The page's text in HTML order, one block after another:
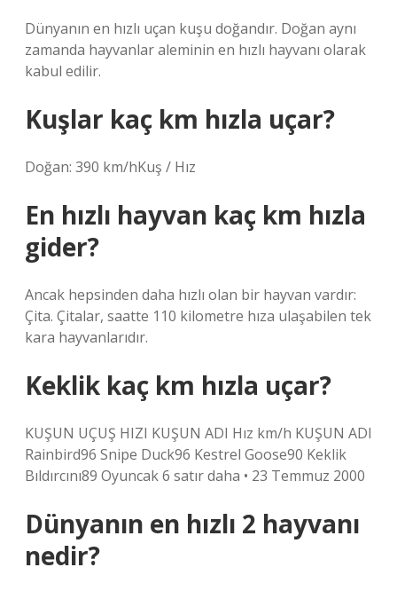
Dünyanın en hızlı uçan kuşu doğandır. Doğan aynı
zamanda hayvanlar aleminin en hızlı hayvanı olarak
kabul edilir.
Kuşlar kaç km hızla uçar?
Doğan: 390 km/hKuş / Hız
En hızlı hayvan kaç km hızla
gider?
Ancak hepsinden daha hızlı olan bir hayvan vardır:
Çita. Çitalar, saatte 110 kilometre hıza ulaşabilen tek
kara hayvanlarıdır.
Keklik kaç km hızla uçar?
KUŞUN UÇUŞ HIZI KUŞUN ADI Hız ​​km/h KUŞUN ADI
Rainbird96 Snipe Duck96 Kestrel Goose90 Keklik
Bıldırcını89 Oyuncak 6 satır daha • 23 Temmuz 2000
Dünyanın en hızlı 2 hayvanı
nedir?